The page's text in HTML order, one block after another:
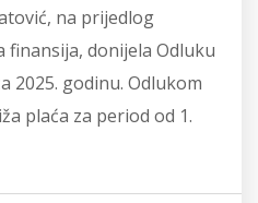
na prijedlog
finansija, donijela Odluku
2025. godinu. Odlukom
plaća za period od 1.